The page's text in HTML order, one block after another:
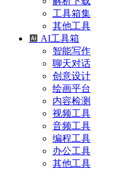
工具箱集
其他工具
AI工具箱
智能写作
聊天对话
创意设计
绘画平台
内容检测
视频工具
音频工具
编程工具
办公工具
其他工具